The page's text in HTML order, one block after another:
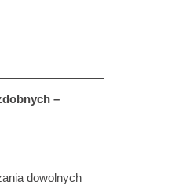
–
dowolnych